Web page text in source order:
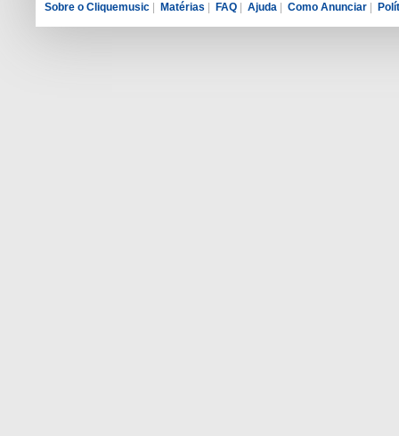
Sobre o Cliquemusic Matérias FAQ Ajuda Como Anunciar